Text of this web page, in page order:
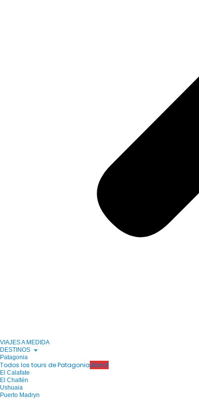
VIAJES A MEDIDA
DESTINOS
Patagonia
Todos los tours de Patagonia¡Abrid!
El Calafate
El Chaltén
Ushuaia
Puerto Madryn